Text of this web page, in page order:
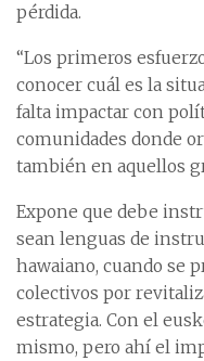
pérdida.
“Los primeros
conocer cuál es la
falta impactar con
comunidades donde
también en aquellos
Expone que debe
sean lenguas de
hawaiano, cuando se
colectivos por
estrategia. Con el
mismo, pero ahí el